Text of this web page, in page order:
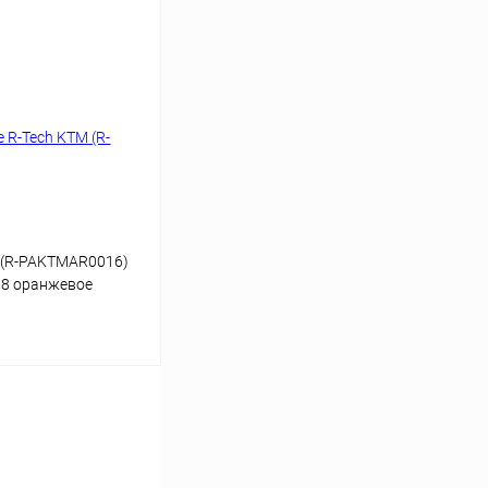
PAKTMAR0016)
оранжевое